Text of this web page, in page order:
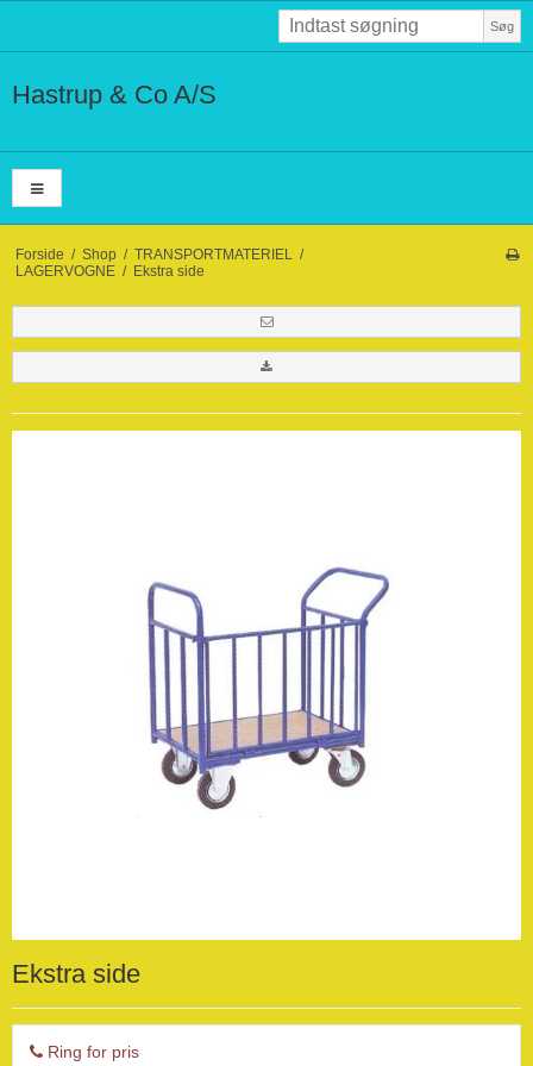
Søg
Hastrup & Co A/S
Forside / Shop / TRANSPORTMATERIEL
/
LAGERVOGNE / Ekstra side
Ekstra side
Ring for pris